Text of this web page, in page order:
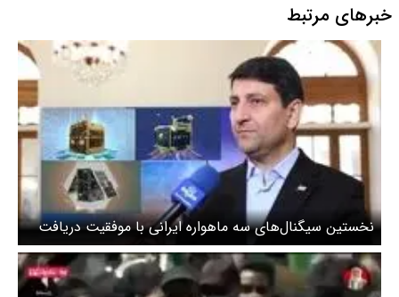
خبرهای مرتبط
نخستین سیگنال‌های سه ماهواره ایرانی با موفقیت دریافت
شد